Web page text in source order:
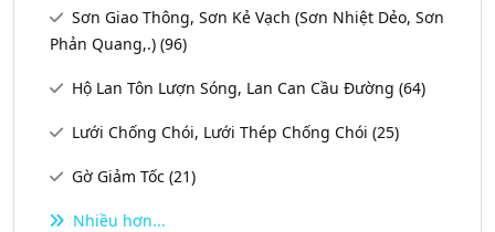
Sơn Giao Thông, Sơn Kẻ Vạch (Sơn Nhiệt Dẻo, Sơn
Phản Quang,.) (96)
Hộ Lan Tôn Lượn Sóng, Lan Can Cầu Đường (64)
Lưới Chống Chói, Lưới Thép Chống Chói (25)
Gờ Giảm Tốc (21)
Nhiều hơn...